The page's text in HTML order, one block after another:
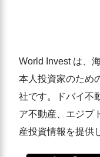
World Invest は、
本人投資家のため
社です。ドバイ不
ア不動産、エジプ
産投資情報を提供